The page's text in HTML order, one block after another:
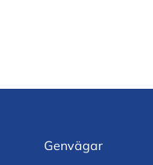
Genvägar